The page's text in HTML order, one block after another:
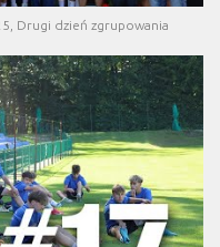
Drugi dzień zgrupowania